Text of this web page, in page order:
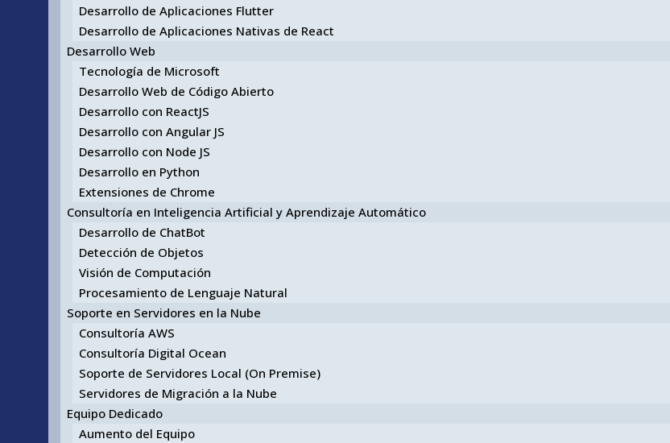
Desarrollo de Aplicaciones Flutter
Desarrollo de Aplicaciones Nativas de React
Desarrollo Web
Tecnología de Microsoft
Desarrollo Web de Código Abierto
Desarrollo con ReactJS
Desarrollo con Angular JS
Desarrollo con Node JS
Desarrollo en Python
Extensiones de Chrome
Consultoría en Inteligencia Artificial y Aprendizaje Automático
Desarrollo de ChatBot
Detección de Objetos
Visión de Computación
Procesamiento de Lenguaje Natural
Soporte en Servidores en la Nube
Consultoría AWS
Consultoría Digital Ocean
Soporte de Servidores Local (On Premise)
Servidores de Migración a la Nube
Equipo Dedicado
Aumento del Equipo